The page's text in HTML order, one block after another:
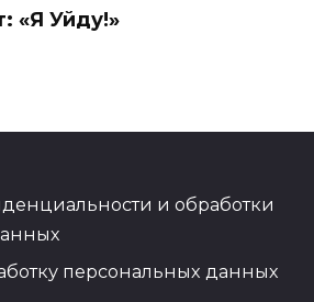
«Я Уйду!»
и обработки
персональных данных